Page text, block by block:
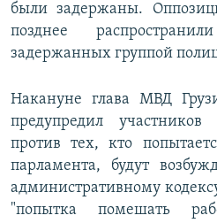
были задержаны.
позднее
задержанных группой
Накануне глава МВД
предупредил
против тех, кто
парламента, будут
административному
"попытка помешать